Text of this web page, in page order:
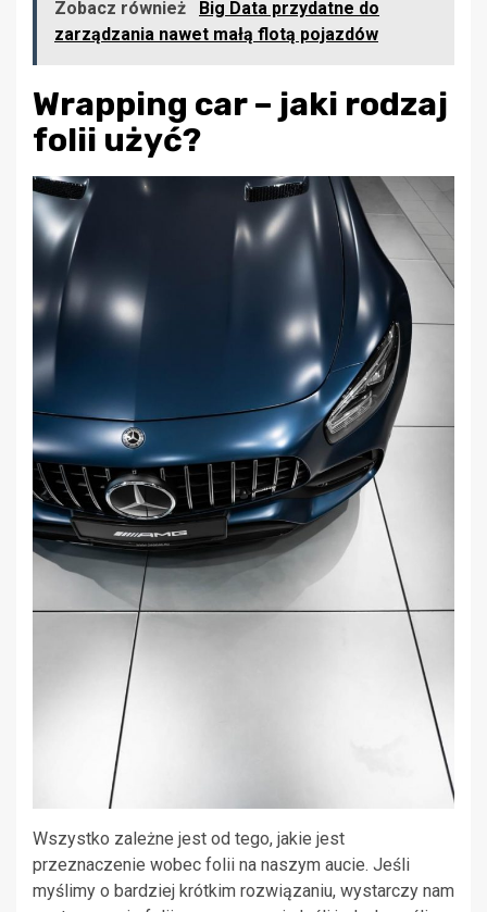
Zobacz również
Big Data przydatne do
zarządzania nawet małą flotą pojazdów
Wrapping car – jaki rodzaj
folii użyć?
Wszystko zależne jest od tego, jakie jest
przeznaczenie wobec folii na naszym aucie. Jeśli
myślimy o bardziej krótkim rozwiązaniu, wystarczy nam